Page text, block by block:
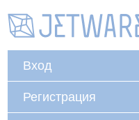
Вход
Регистрация